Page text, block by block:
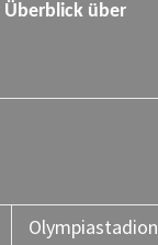
Überblick über
Olympiastadion